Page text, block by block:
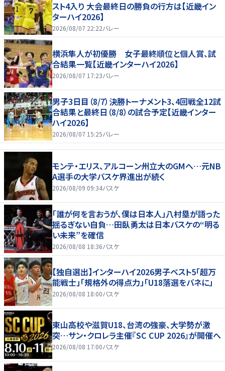
スト4入り 大会最終日の勝負の行方は【近畿イン
ターハイ2026】
2026/08/07 22:22バレー
横浜隼人が初優勝 女子最終順位と個人賞、試
合結果一覧【近畿インターハイ2026】
2026/08/07 17:23バレー
男子3日目（8/7）決勝トーナメント3、4回戦全12試
合結果と最終日（8/8）の試合予定【近畿インター
ハイ2026】
2026/08/07 15:25バレー
モンテ・エリス、アルコーン州立大のGMへ…元NB
A選手の大学バスケ界進出が続く
2026/08/09 09:34バスケ
「誰が何を言おうが、僕は日本人」八村塁が語った
揺るぎない自負…田臥勇太は日本バスケの“明る
い未来”を確信
2026/08/08 18:36バスケ
【独自選出】インターハイ2026男子ベスト5「超万
能戦士」「規格外の得点力」「U18落選をバネに」
2026/08/08 18:00バスケ
東山高校や滋賀U18、台湾の強豪、大学勢が激
突…サン・クロレラ主催『SC CUP 2026』が開催へ
2026/08/08 17:00バスケ